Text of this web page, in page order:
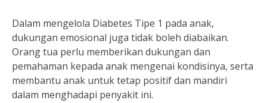
Dalam mengelola Diabetes Tipe 1 pada anak,
dukungan emosional juga tidak boleh diabaikan.
Orang tua perlu memberikan dukungan dan
pemahaman kepada anak mengenai kondisinya, serta
membantu anak untuk tetap positif dan mandiri
dalam menghadapi penyakit ini.